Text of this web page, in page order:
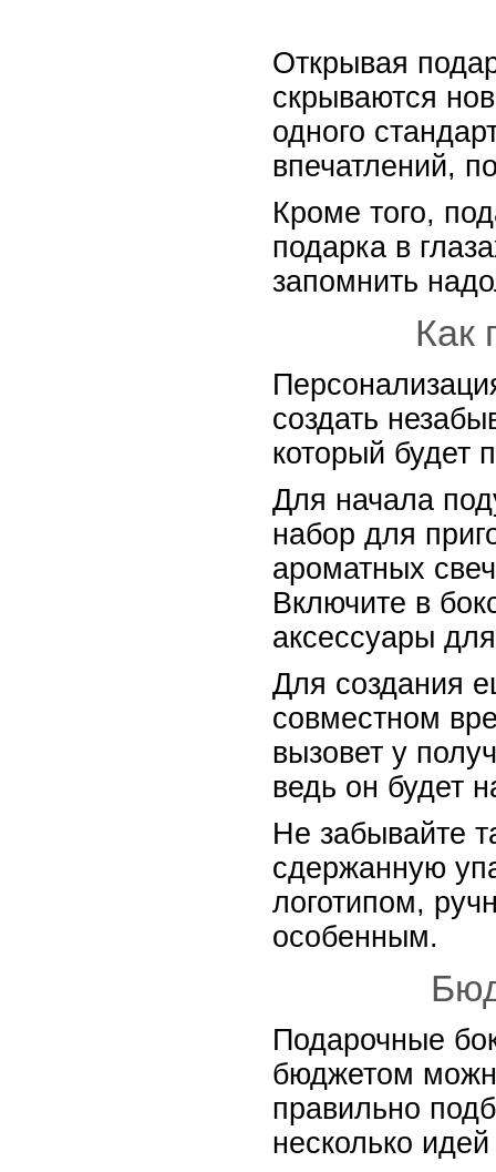
Открывая
скрываются
одного
впечатлений,
Кроме того,
подарка в
запомнить
Как
создать
который будет
Для начала
набор для
ароматных
Включите в
аксессуары
Для создания
совместном
вызовет у
ведь он будет
Не забывайте
сдержанную
логотипом,
особенным.
Подарочные
бюджетом
правильно
несколько